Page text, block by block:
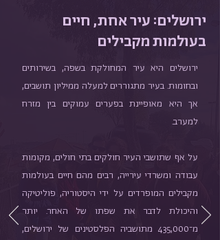
ירושלים: עיר אחת, חיים
בעולמות מקבילים
ירושלים היא עיר המחולקת בשפה, בשירותים
ובחומות. בעיר מתגוררים למעלה ממיליון תושבים,
אך היא מאופיינת בפערים עמוקים בין מזרח
למערב.
על אף שתושבי העיר חולקים בתי חולים, מקומות
עבודה ומשרדי עירייה, רבים מהם חיים בעולמות
מקבילים המופרדים על ידי היסטוריה, פוליטיקה
והיכולת לדבר את שפתו של האחר. יותר
מ־435,000 מתושביה הפלסטינים של ירושלים,